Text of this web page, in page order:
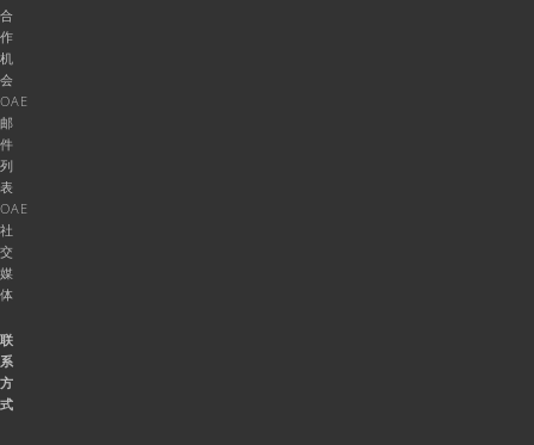
合
作
机
会
OAE
邮
件
列
表
OAE
社
交
媒
体
联
系
方
式